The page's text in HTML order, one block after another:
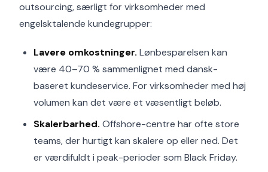
outsourcing, særligt for virksomheder med
engelsktalende kundegrupper:
Lavere omkostninger. Lønbesparelsen kan
være 40–70 % sammenlignet med dansk-
baseret kundeservice. For virksomheder med høj
volumen kan det være et væsentligt beløb.
Skalerbarhed. Offshore-centre har ofte store
teams, der hurtigt kan skalere op eller ned. Det
er værdifuldt i peak-perioder som Black Friday.